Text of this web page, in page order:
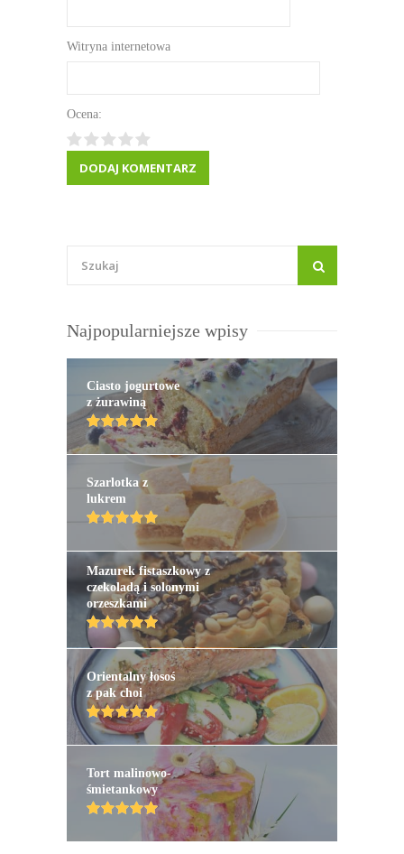
Witryna internetowa
Ocena:
Najpopularniejsze wpisy
Ciasto jogurtowe
z żurawiną
Szarlotka z
lukrem
Mazurek fistaszkowy z
czekoladą i solonymi
orzeszkami
Orientalny łosoś
z pak choi
Tort malinowo-
śmietankowy